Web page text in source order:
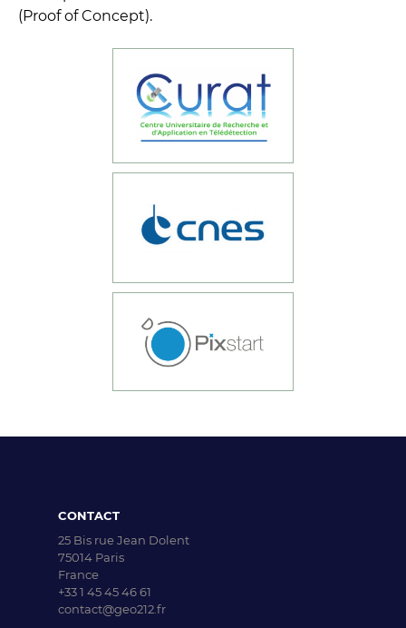
(Proof of Concept).
CONTACT
25 Bis rue Jean Dolent
75014 Paris
France
+33 1 45 45 46 61
contact@geo212.fr